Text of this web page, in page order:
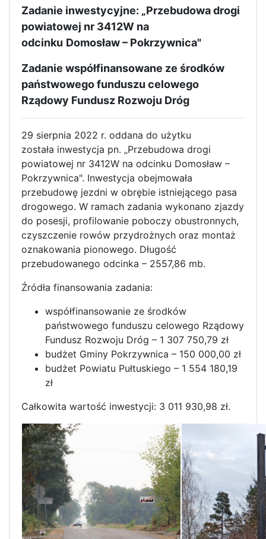
Zadanie inwestycyjne: „Przebudowa drogi
powiatowej nr 3412W na
odcinku Domosław – Pokrzywnica"
Zadanie współfinansowane ze środków
państwowego funduszu celowego
Rządowy Fundusz Rozwoju Dróg
29 sierpnia 2022 r. oddana do użytku
została inwestycja pn. „Przebudowa drogi
powiatowej nr 3412W na odcinku Domosław –
Pokrzywnica". Inwestycja obejmowała
przebudowę jezdni w obrębie istniejącego pasa
drogowego. W ramach zadania wykonano zjazdy
do posesji, profilowanie poboczy obustronnych,
czyszczenie rowów przydrożnych oraz montaż
oznakowania pionowego. Długość
przebudowanego odcinka – 2557,86 mb.
Źródła finansowania zadania:
współfinansowanie ze środków
państwowego funduszu celowego Rządowy
Fundusz Rozwoju Dróg – 1 307 750,79 zł
budżet Gminy Pokrzywnica – 150 000,00 zł
budżet Powiatu Pułtuskiego – 1 554 180,19
zł
Całkowita wartość inwestycji: 3 011 930,98 zł.